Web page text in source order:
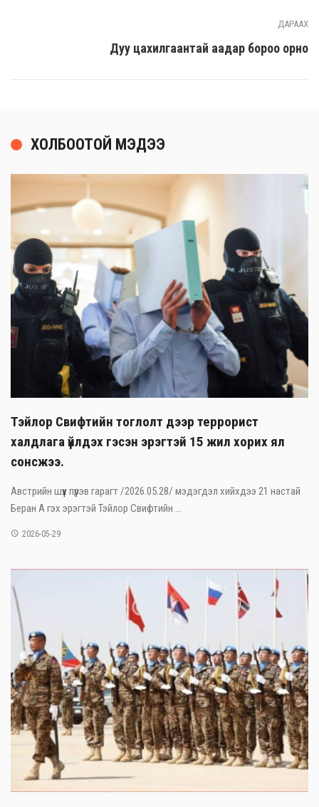
ДАРААХ
Дуу цахилгаантай аадар бороо орно
ХОЛБООТОЙ МЭДЭЭ
Тэйлор Свифтийн тоглолт дээр террорист
халдлага үйлдэх гэсэн эрэгтэй 15 жил хорих ял
сонсжээ.
Австрийн шүүх пүрэв гарагт /2026.05.28/ мэдэгдэл хийхдээ 21 настай
Беран А гэх эрэгтэй Тэйлор Свифтийн ...
2026-05-29